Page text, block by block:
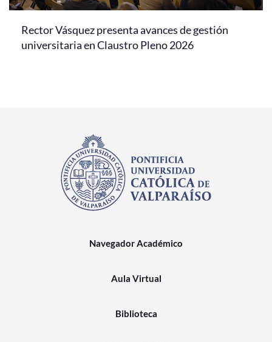
Rector Vásquez presenta avances de gestión
universitaria en Claustro Pleno 2026
Navegador Académico
Aula Virtual
Biblioteca